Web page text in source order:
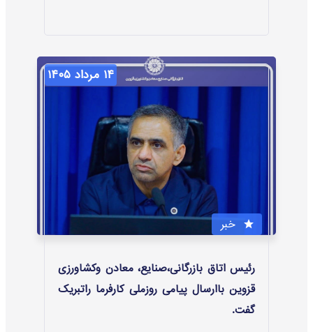
۱۴ مرداد ۱۴۰۵
خبر
رئیس اتاق بازرگانی،صنایع، معادن وکشاورزی
قزوین باارسال پیامی روزملی کارفرما راتبریک
گفت.